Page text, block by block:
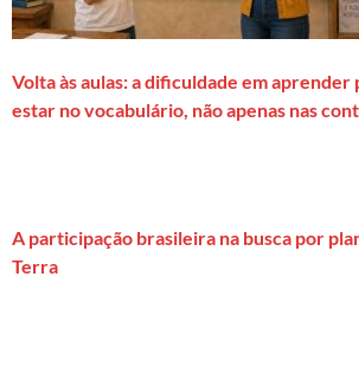
Volta às aulas: a dificuldade em
estar no vocabulário, não apenas nas
A participação brasileira na busca por
Terra